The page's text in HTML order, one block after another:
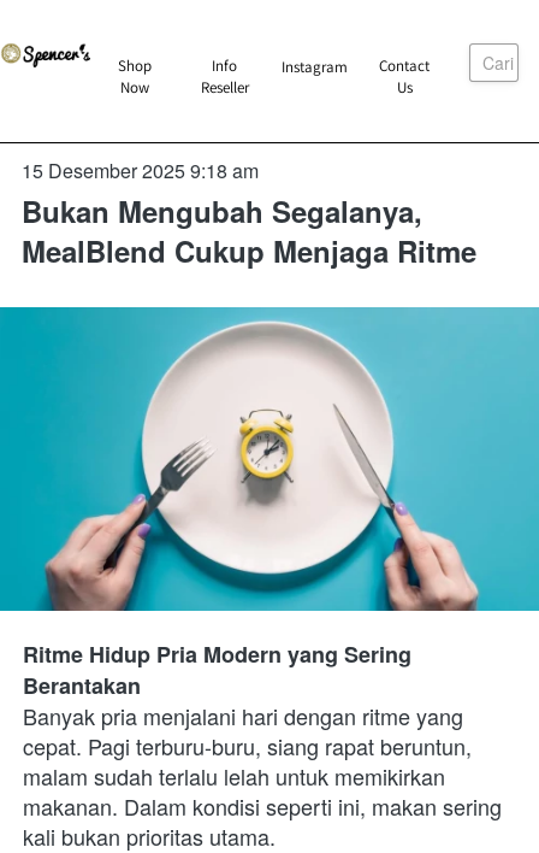
`
Shop
Now
` Info
Reseller
`Instagram `
Contact
Us
Cari
15 Desember 2025 9:18 am
Bukan Mengubah Segalanya,
MealBlend Cukup Menjaga Ritme
Ritme Hidup Pria Modern yang Sering
Berantakan
Banyak pria menjalani hari dengan ritme yang
cepat. Pagi terburu-buru, siang rapat beruntun,
malam sudah terlalu lelah untuk memikirkan
makanan. Dalam kondisi seperti ini, makan sering
kali bukan prioritas utama.